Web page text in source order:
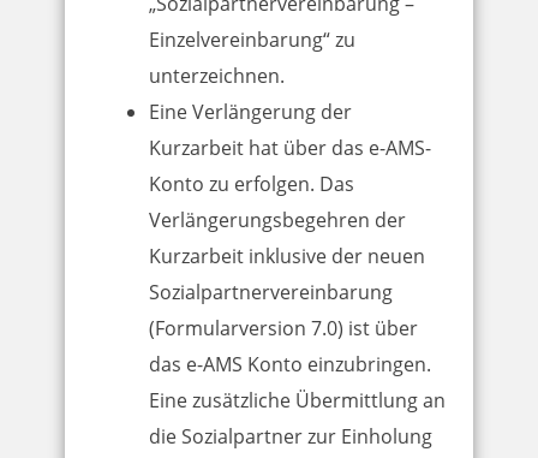
Einzelvereinbarung“ zu
unterzeichnen.
Eine Verlängerung der
Kurzarbeit hat über das e-AMS-
Konto zu erfolgen. Das
Verlängerungsbegehren der
Kurzarbeit inklusive der neuen
Sozialpartnervereinbarung
(Formularversion 7.0) ist über
das e-AMS Konto einzubringen.
Eine zusätzliche Übermittlung an
die Sozialpartner zur Einholung